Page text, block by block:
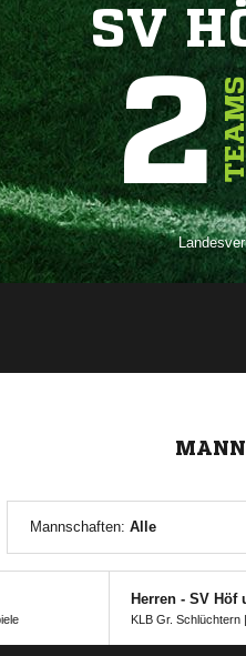
SV
2
Mannschaften: Alle
Herren - SV Höf
KLB Gr. Schlüchtern|